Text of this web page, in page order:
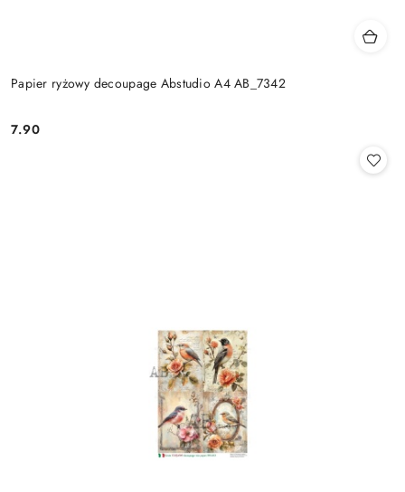
Papier ryżowy decoupage Abstudio A4 AB_7342
Cena:
7.90